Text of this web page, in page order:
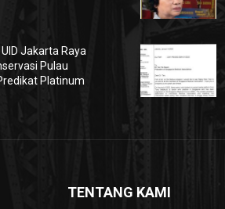
Jakarta Raya
Pulau
Platinum
TENTANG KAMI